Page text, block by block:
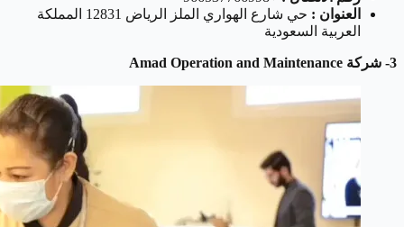
العنوان :
حي شارع الهواري الملز الرياض 12831 المملكة
العربية السعودية
3- شركة Amad Operation and Maintenance